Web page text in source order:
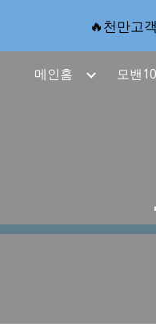
Skip to
🔥천만고
메인홈 모밴